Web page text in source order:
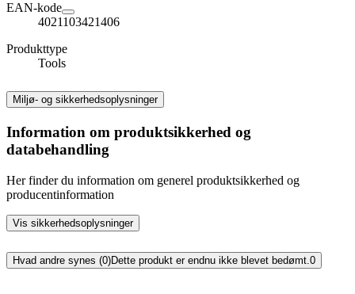
EAN-kode
4021103421406
Produkttype
Tools
Miljø- og sikkerhedsoplysninger
Information om produktsikkerhed og
databehandling
Her finder du information om generel produktsikkerhed og
producentinformation
Vis sikkerhedsoplysninger
Hvad andre synes (0)Dette produkt er endnu ikke blevet bedømt. 0